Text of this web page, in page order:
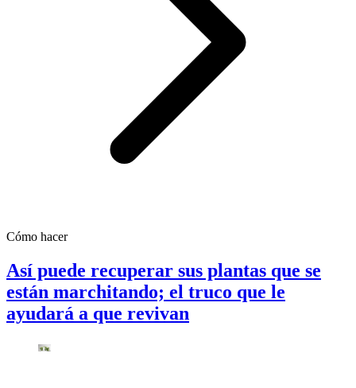
Cómo hacer
Así puede recuperar sus plantas que se
están marchitando; el truco que le
ayudará a que revivan